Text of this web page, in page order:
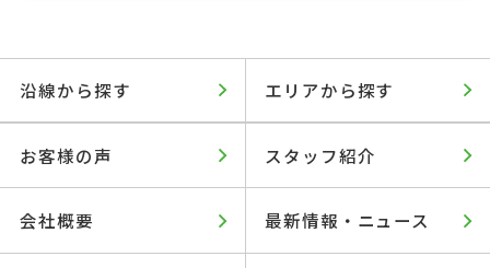
沿線から探す エリアから探す
お客様の声 スタッフ紹介
会社概要 最新情報・ニュース